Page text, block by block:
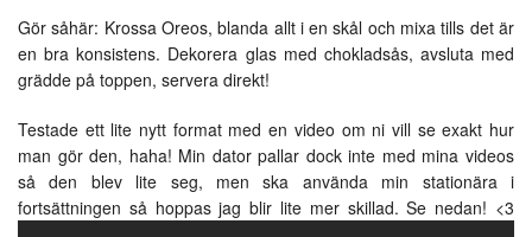
Gör såhär: Krossa Oreos, blanda allt i en skål och mixa tills det är
en bra konsistens. Dekorera glas med chokladsås, avsluta med
grädde på toppen, servera direkt!
Testade ett lite nytt format med en video om ni vill se exakt hur
man gör den, haha! Min dator pallar dock inte med mina videos
så den blev lite seg, men ska använda min stationära i
fortsättningen så hoppas jag blir lite mer skillad. Se nedan! <3